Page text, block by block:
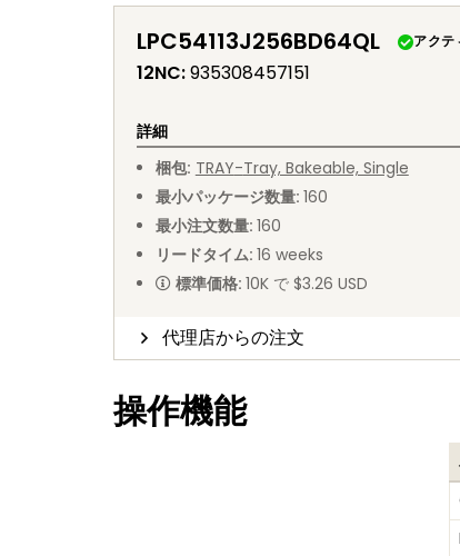
LPC54113J256BD64QL アクテ
12NC:935308457151
詳細
梱包: TRAY-Tray, Bakeable, Single
最小パッケージ数量: 160
最小注文数量: 160
リードタイム: 16 weeks
標準価格: 10K で $3.26 USD
代理店からの注文
操作機能